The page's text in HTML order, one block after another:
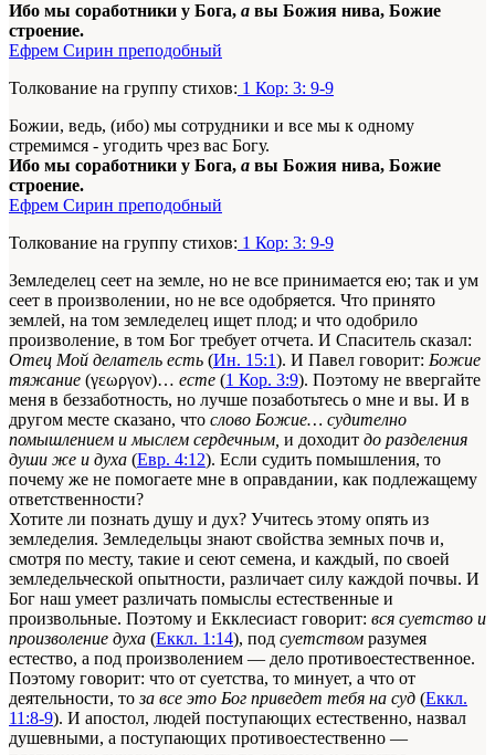
Ибо мы соработники у Бога, а вы Божия нива, Божие
строение.
Ефрем Сирин преподобный
Толкование на группу стихов: 1 Кор: 3: 9-9
Божии, ведь, (ибо) мы сотрудники и все мы к одному
стремимся - угодить чрез вас Богу.
Ибо мы соработники у Бога, а вы Божия нива, Божие
строение.
Ефрем Сирин преподобный
Толкование на группу стихов: 1 Кор: 3: 9-9
Земледелец сеет на земле, но не все принимается ею; так и ум
сеет в произволении, но не все одобряется. Что принято
землей, на том земледелец ищет плод; и что одобрило
произволение, в том Бог требует отчета. И Спаситель сказал:
Отец Мой делатель есть (Ин. 15:1). И Павел говорит: Божие
тяжание (γεωργον)… есте (1 Кор. 3:9). Поэтому не ввергайте
меня в беззаботность, но лучше позаботьтесь о мне и вы. И в
другом месте сказано, что слово Божие… судително
помышлением и мыслем сердечным, и доходит до разделения
души же и духа (Евр. 4:12). Если судить помышления, то
почему же не помогаете мне в оправдании, как подлежащему
ответственности?
Хотите ли познать душу и дух? Учитесь этому опять из
земледелия. Земледельцы знают свойства земных почв и,
смотря по месту, такие и сеют семена, и каждый, по своей
земледельческой опытности, различает силу каждой почвы. И
Бог наш умеет различать помыслы естественные и
произвольные. Поэтому и Екклесиаст говорит: вся суетство и
произволение духа (Еккл. 1:14), под суетством разумея
естество, а под произволением — дело противоестественное.
Поэтому говорит: что от суетства, то минует, а что от
деятельности, тоза все это Бог приведет тебя на суд (Еккл.
11:8-9). И апостол, людей поступающих естественно, назвал
душевными, а поступающих противоестественно —